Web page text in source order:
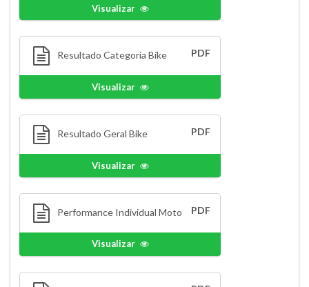
Visualizar
Resultado Categoria Bike PDF
Visualizar
Resultado Geral Bike PDF
Visualizar
Performance Individual Moto PDF
Visualizar